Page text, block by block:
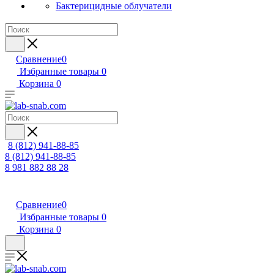
Бактерицидные облучатели
Сравнение0
Избранные товары 0
Корзина 0
8 (812) 941-88-85
8 (812) 941-88-85
8 981 882 88 28
Сравнение0
Избранные товары 0
Корзина 0